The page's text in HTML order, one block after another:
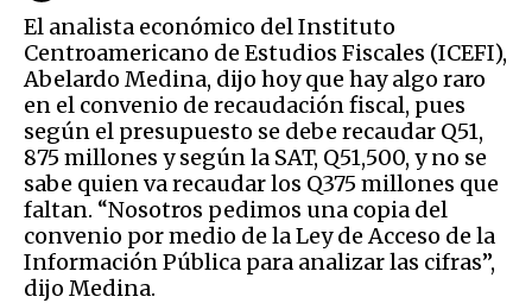
El analista económico del Instituto
Centroamericano de Estudios Fiscales (ICEFI),
Abelardo Medina, dijo hoy que hay algo raro
en el convenio de recaudación fiscal, pues
según el presupuesto se debe recaudar Q51,
875 millones y según la SAT, Q51,500, y no se
sabe quien va recaudar los Q375 millones que
faltan. “Nosotros pedimos una copia del
convenio por medio de la Ley de Acceso de la
Información Pública para analizar las cifras”,
dijo Medina.